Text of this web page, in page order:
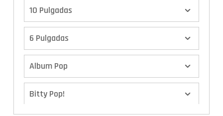
10 Pulgadas
6 Pulgadas
Album Pop
Bitty Pop!